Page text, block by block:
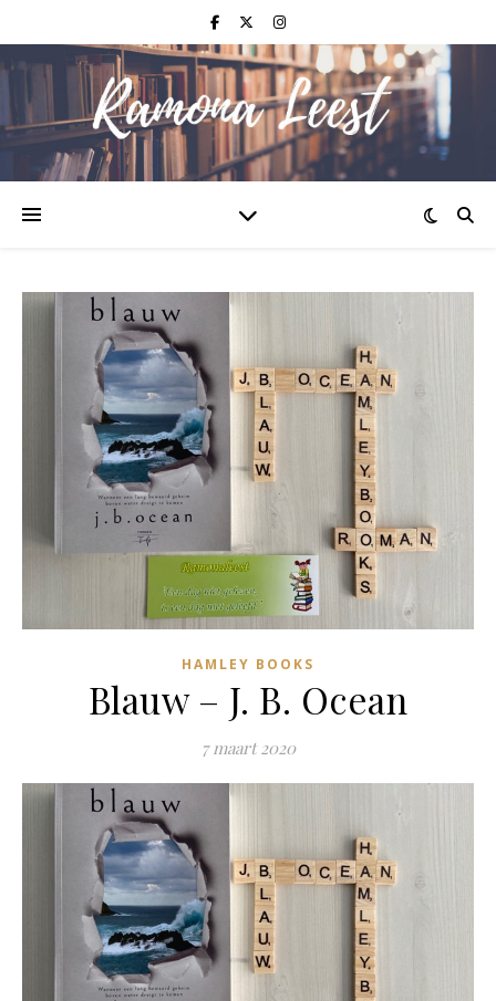
HAMLEY BOOKS
Blauw – J. B. Ocean
7 maart 2020